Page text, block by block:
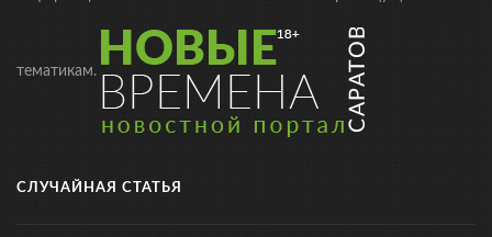
тематикам.
СЛУЧАЙНАЯ СТАТЬЯ